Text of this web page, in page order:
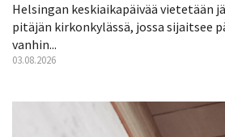
Helsingan keskiaikapäivää vietetään
pitäjän kirkonkylässä, jossa sijaitsee
vanhin...
03.08.2026